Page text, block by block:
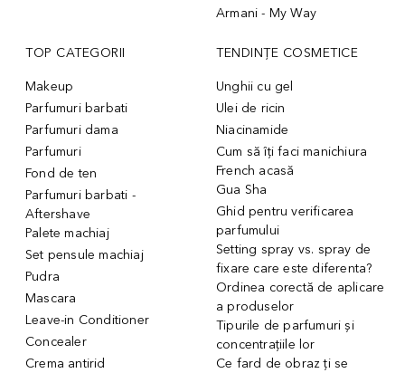
Armani - My Way
TOP CATEGORII
Makeup
Parfumuri barbati
Parfumuri dama
Parfumuri
Fond de ten
Parfumuri barbati -
Aftershave
Palete machiaj
Set pensule machiaj
Pudra
Mascara
Leave-in Conditioner
Concealer
Crema antirid
TENDINȚE COSMETICE
Unghii cu gel
Ulei de ricin
Niacinamide
Cum să îți faci manichiura
French acasă
Gua Sha
Ghid pentru verificarea
parfumului
Setting spray vs. spray de
fixare care este diferenta?
Ordinea corectă de aplicare
a produselor
Tipurile de parfumuri și
concentrațiile lor
Ce fard de obraz ți se